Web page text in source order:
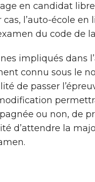
en candidat
cas, l’auto-école
du code de
impliqués dans
connu sous le
de passer
ou non, de
d’attendre la